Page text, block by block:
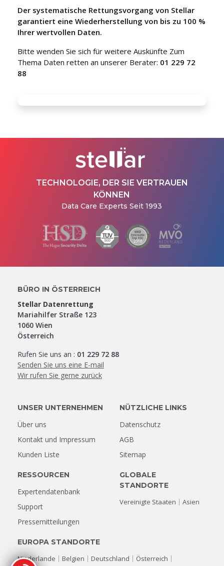
Der systematische Rettungsvorgang von Stellar
garantiert eine Wiederherstellung von bis zu 100 %
Ihrer wertvollen Daten.
Bitte wenden Sie sich für weitere Auskünfte Zum
Thema Daten retten an unserer Berater: 01 229 72
88
TECHNOLOGIE, DER SIE VERTRAUEN
KÖNNEN
Data Care Experts Seit 1993
BÜRO IN ÖSTERREICH
Stellar Datenrettung
Mariahilfer Straße 123
1060 Wien
Österreich
Rufen Sie uns an : 01 229 72 88
Senden Sie uns eine E-mail
Wir rufen Sie gerne zurück
UNSER UNTERNEHMEN
Über uns
Kontakt und Impressum
Kunden Liste
NÜTZLICHE LINKS
Datenschutz
AGB
Sitemap
RESSOURCEN
Expertendatenbank
Support
Pressemitteilungen
EUROPA STANDORTE
Niederlande
Belgien Deutschland
Österreich
GLOBALE
STANDORTE
Vereinigte Staaten
Asien